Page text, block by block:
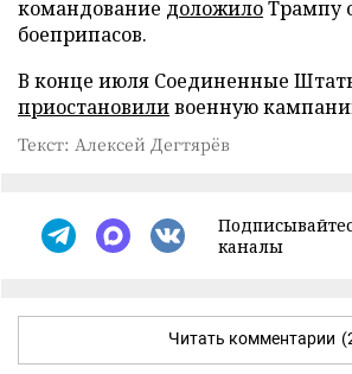
командование доложилоТрампу
боеприпасов.
В конце июля Соединенные
приостановиливоенную
Текст: Алексей Дегтярёв
каналы
Читать комментарии